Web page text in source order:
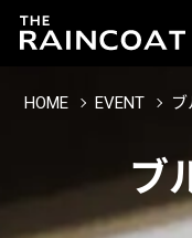
HOME EVENT
ブ